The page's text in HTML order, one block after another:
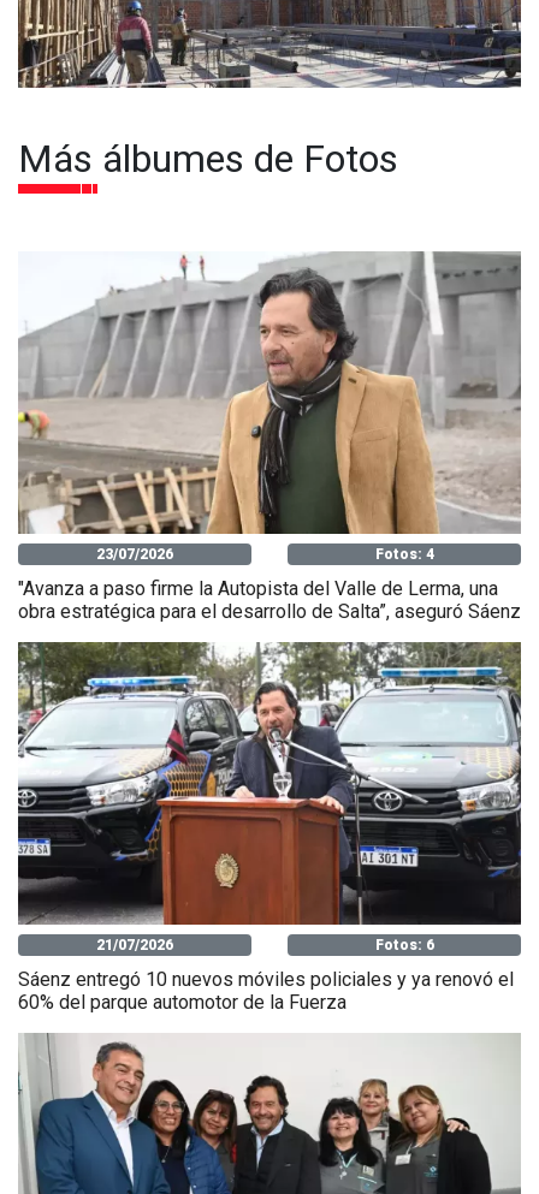
Más álbumes de Fotos
23/07/2026 Fotos: 4
"Avanza a paso firme la Autopista del Valle de Lerma, una
obra estratégica para el desarrollo de Salta”, aseguró Sáenz
21/07/2026 Fotos: 6
Sáenz entregó 10 nuevos móviles policiales y ya renovó el
60% del parque automotor de la Fuerza